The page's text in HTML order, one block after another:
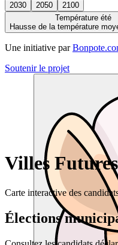
2030 2050
2100
Température été
Hausse de la température
Une initiative par
Soutenir le projet
Villes
Carte interactive des
Élections